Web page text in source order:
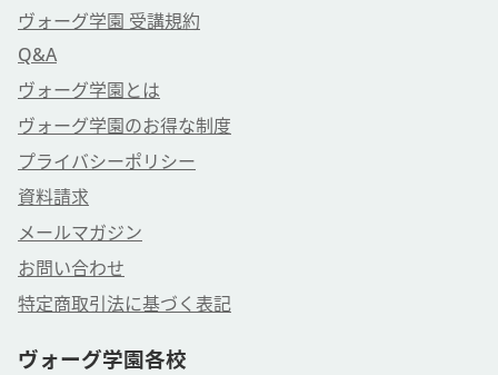
ヴォーグ学園 受講規約
Q&A
ヴォーグ学園とは
ヴォーグ学園のお得な制度
プライバシーポリシー
資料請求
メールマガジン
お問い合わせ
特定商取引法に基づく表記
ヴォーグ学園各校